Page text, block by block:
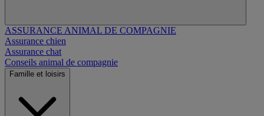
ASSURANCE ANIMAL DE COMPAGNIE
Assurance chien
Assurance chat
Conseils animal de compagnie
Famille et loisirs